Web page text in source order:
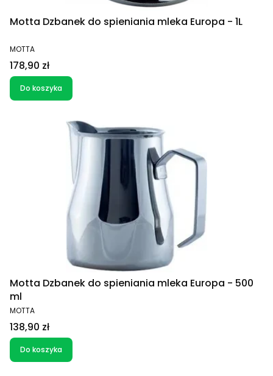
Motta Dzbanek do spieniania mleka Europa - 1L
PRODUCENT
MOTTA
Cena
178,90 zł
Do koszyka
Motta Dzbanek do spieniania mleka Europa - 500
ml
PRODUCENT
MOTTA
Cena
138,90 zł
Do koszyka